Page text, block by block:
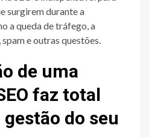
surgirem durante a
a queda de tráfego, a
e outras questões.
de uma
faz total
do seu